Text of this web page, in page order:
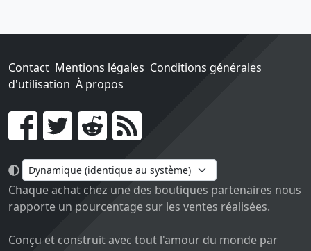
Contact Mentions légales Conditions générales
d'utilisation À propos
Go !
Chaque achat chez une des boutiques partenaires nous
rapporte un pourcentage sur les ventes réalisées.
Conçu et construit avec tout l'amour du monde par